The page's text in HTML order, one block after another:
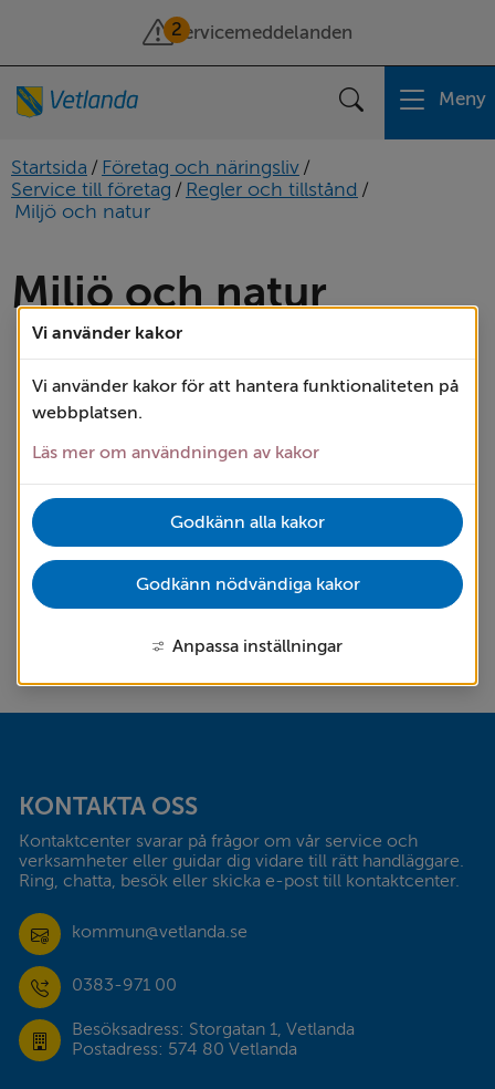
Vi använder kakor
Vi använder kakor för att hantera funktionaliteten på
webbplatsen.
Läs mer om användningen av kakor
Godkänn alla kakor
Godkänn nödvändiga kakor
Anpassa inställningar
2
Servicemeddelanden
Sök Meny
Startsida / Företag och näringsliv /
Service till företag / Regler och tillstånd /
Miljö och natur
Miljö och natur
Förorenad mark
Mellanlagring/bearbetning avfall
Miljöfarlig verksamhet
PCB i byggnader Strandskydd
KONTAKTA OSS
Kontaktcenter svarar på frågor om vår service och
verksamheter eller guidar dig vidare till rätt handläggare.
Ring, chatta, besök eller skicka e-post till kontaktcenter.
kommun@vetlanda.se
0383-971 00
Besöksadress: Storgatan 1, Vetlanda
Postadress: 574 80 Vetlanda